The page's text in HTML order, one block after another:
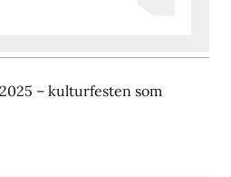
– kulturfesten som